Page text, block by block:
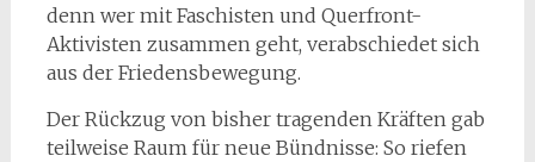
denn wer mit Faschisten und Querfront-
Aktivisten zusammen geht, verabschiedet sich
aus der Friedensbewegung.
Der Rückzug von bisher tragenden Kräften gab
teilweise Raum für neue Bündnisse: So riefen